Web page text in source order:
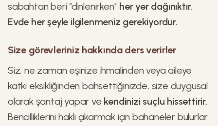
sabahtan beri ‘’dinlenirken’’ her yer dağınıktır.
Evde her şeyle ilgilenmeniz gerekiyordur.
Size görevleriniz hakkında ders verirler
Siz, ne zaman eşinize ihmalinden veya aileye
katkı eksikliğinden bahsettiğinizde, size duygusal
olarak şantaj yapar ve kendinizi suçlu hissettirir.
Bencilliklerini haklı çıkarmak için bahaneler bulurlar.